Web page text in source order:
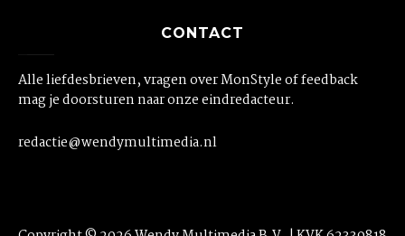
CONTACT
Alle liefdesbrieven, vragen over MonStyle of feedback
mag je doorsturen naar onze eindredacteur.
redactie@wendymultimedia.nl